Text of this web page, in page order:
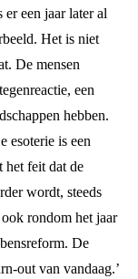
een jaar later al
Het is niet
De mensen
een
hebben.
esoterie is een
het feit dat de
wordt, steeds
rondom het jaar
De
out van vandaag.’